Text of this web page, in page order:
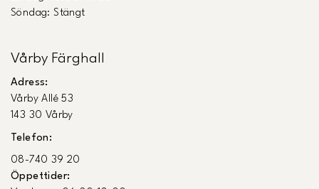
Söndag: Stängt
Vårby Färghall
Adress:
Vårby Allé 53
143 30 Vårby
Telefon:
08-740 39 20
Öppettider: